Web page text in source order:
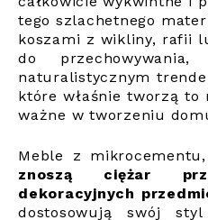
tego szlachetnego
koszami z wikliny, rafii
do
naturalistycznym
które właśnie tworzą
ważne w tworzeniu
Meble z
znoszą ciężar
dekoracyjnych
dostosowują swój